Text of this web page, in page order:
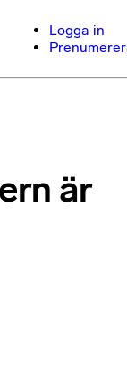
Logga in
är